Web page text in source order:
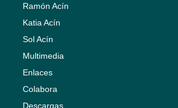
Ramón Acín
Katia Acín
Sol Acín
Multimedia
Enlaces
Colabora
Descargas